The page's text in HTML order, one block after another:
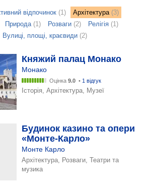
відпочинок (1) Архітектура(3)
Природа(1) Розваги (2) Релігія (1)
Вулиці, площі, краєвиди (2)
Княжий палац Монако
Монако
Оцінка 9.0 • 1 відгук
Історія, Архітектура, Музеї
Будинок казино та опери
«Монте-Карло»
Монте Карло
Архітектура, Розваги, Театри та
музика